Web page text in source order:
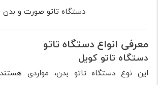
دستگاه تاتو صورت و بدن
معرفی انواع دستگاه تاتو
دستگاه تاتو کویل
این نوع دستگاه تاتو بدن، مواردی